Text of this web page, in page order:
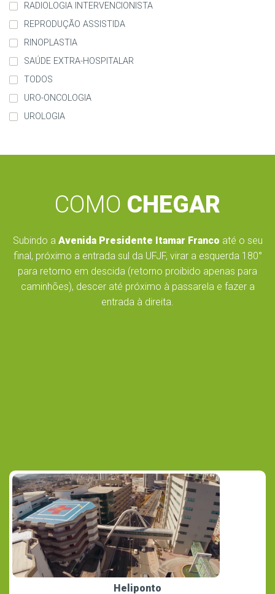
RADIOLOGIA INTERVENCIONISTA
REPRODUÇÃO ASSISTIDA
RINOPLASTIA
SAÚDE EXTRA-HOSPITALAR
TODOS
URO-ONCOLOGIA
UROLOGIA
COMO CHEGAR
Subindo a Avenida Presidente Itamar Franco até o seu
final, próximo a entrada sul da UFJF, virar a esquerda 180°
para retorno em descida (retorno proibido apenas para
caminhões), descer até próximo à passarela e fazer a
entrada à direita.
Heliponto